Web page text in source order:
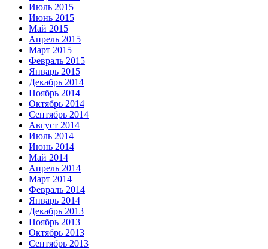
Июль 2015
Июнь 2015
Май 2015
Апрель 2015
Март 2015
Февраль 2015
Январь 2015
Декабрь 2014
Ноябрь 2014
Октябрь 2014
Сентябрь 2014
Август 2014
Июль 2014
Июнь 2014
Май 2014
Апрель 2014
Март 2014
Февраль 2014
Январь 2014
Декабрь 2013
Ноябрь 2013
Октябрь 2013
Сентябрь 2013